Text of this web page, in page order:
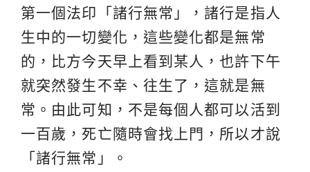
第一個法印「諸行無常」，諸行是指人
生中的一切變化，這些變化都是無常
的，比方今天早上看到某人，也許下午
就突然發生不幸、往生了，這就是無
常。由此可知，不是每個人都可以活到
一百歲，死亡隨時會找上門，所以才說
「諸行無常」。